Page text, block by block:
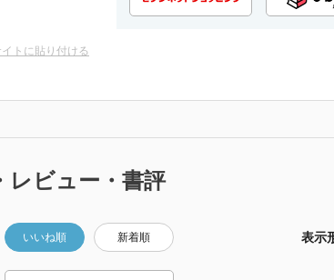
トに貼り付ける
レビュー・書評
いいね順 新着順 表示